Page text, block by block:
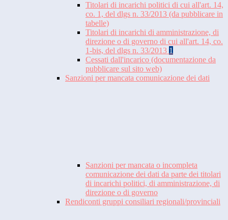
Titolari di incarichi politici di cui all'art. 14,
co. 1, del dlgs n. 33/2013 (da pubblicare in
tabelle)
Titolari di incarichi di amministrazione, di
direzione o di governo di cui all'art. 14, co.
1-bis, del dlgs n. 33/2013 1
Cessati dall'incarico (documentazione da
pubblicare sul sito web)
Sanzioni per mancata comunicazione dei dati
Sanzioni per mancata o incompleta
comunicazione dei dati da parte dei titolari
di incarichi politici, di amministrazione, di
direzione o di governo
Rendiconti gruppi consiliari regionali/provinciali